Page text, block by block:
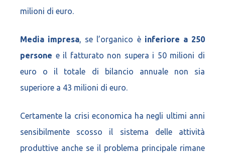
milioni di euro.
Media impresa, se l’organico è inferiore a 250
persone e il fatturato non supera i 50 milioni di
euro o il totale di bilancio annuale non sia
superiore a 43 milioni di euro.
Certamente la crisi economica ha negli ultimi anni
sensibilmente scosso il sistema delle attività
produttive anche se il problema principale rimane